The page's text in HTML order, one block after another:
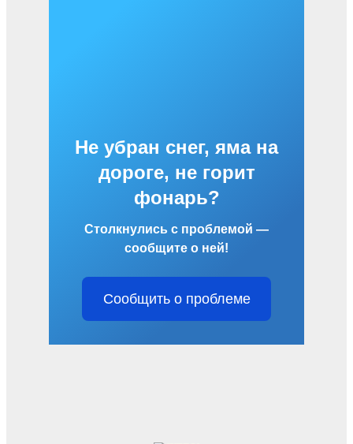
Не убран снег, яма на
дороге, не горит
фонарь?
Столкнулись с проблемой —
сообщите о ней!
Сообщить о проблеме